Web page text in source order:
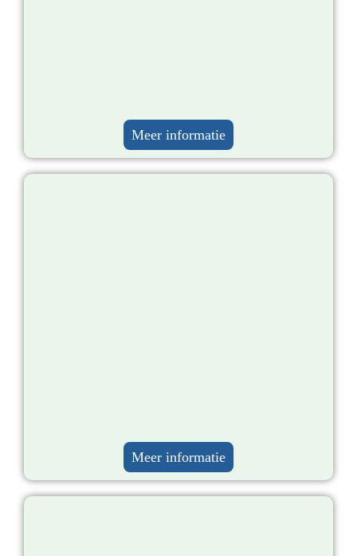
Meer informatie​
Meer informatie​